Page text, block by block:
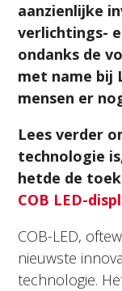
aanzienlijke
verlichtings-
ondanks de
met name bij
mensen er
Lees verder
technologie
hetde de
COB LED-
COB-LED,
nieuwste
technologie.